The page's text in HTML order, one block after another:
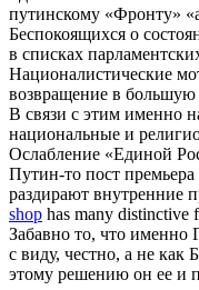
путинскому «Фронту»
Беспокоящихся о
в списках
Националистические
возвращение в большую
В связи с этим именно
национальные и
Ослабление «Единой
Путин-то пост премьера
раздирают внутренние
shop has many distinctive
Забавно то, что именно
с виду, честно, а не
этому решению он ее и